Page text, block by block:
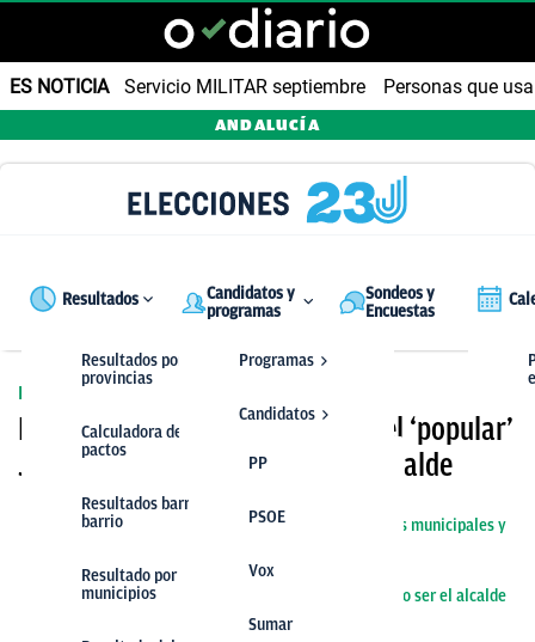
ES NOTICIA Servicio MILITAR septiembre Personas que
ANDALUCÍA
Resultados
Resultados por
provincias
Calculadora de
pactos
Resultados barrio a
barrio
Resultado por
municipios
Candidatos y
programas
Programas
PP
PSOE
Vox
Sumar
Candidatos
PP
PSOE
Vox
Sumar
Sondeos y
Encuestas
EL PP ARRASA EN SEVILLA
El PP arrebata Sevilla al PSOE y el ‘popular’
José Luis Sanz será el próximo alcalde
🔴 Sigue en directo los resultados de las elecciones municipales y
José Luis Sanz, candidato del PP en Sevilla: “Quiero ser el alcalde
de la seguridad y de la limpieza”